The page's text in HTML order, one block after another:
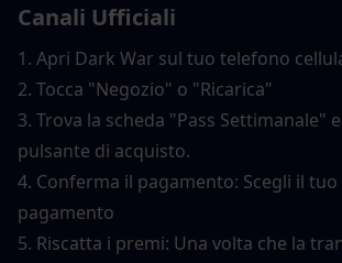
Canali Ufficiali
1. Apri Dark War sul tuo telefono
2. Tocca "Negozio" o "Ricarica"
3. Trova la scheda "Pass Settimanale"
pulsante di acquisto.
4. Conferma il pagamento: Scegli il
pagamento
5. Riscatta i premi: Una volta che la